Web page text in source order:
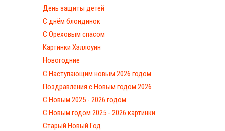
День защиты детей
С днём блондинок
С Ореховым спасом
Картинки Хэллоуин
Новогодние
С Наступающим новым 2026 годом
Поздравления с Новым годом 2026
С Новым 2025 - 2026 годом
C Новым годом 2025 - 2026 картинки
Старый Новый Год